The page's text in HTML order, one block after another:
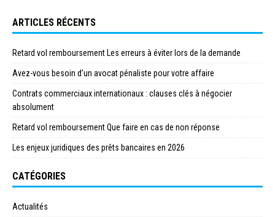
ARTICLES RÉCENTS
Retard vol remboursement Les erreurs à éviter lors de la demande
Avez-vous besoin d’un avocat pénaliste pour votre affaire
Contrats commerciaux internationaux : clauses clés à négocier
absolument
Retard vol remboursement Que faire en cas de non réponse
Les enjeux juridiques des prêts bancaires en 2026
CATÉGORIES
Actualités